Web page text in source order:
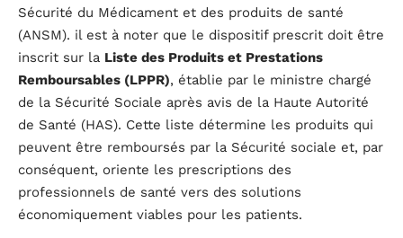
Sécurité du Médicament et des produits de santé
(ANSM). il est à noter que le dispositif prescrit doit être
inscrit sur la Liste des Produits et Prestations
Remboursables (LPPR), établie par le ministre chargé
de la Sécurité Sociale après avis de la Haute Autorité
de Santé (HAS). Cette liste détermine les produits qui
peuvent être remboursés par la Sécurité sociale et, par
conséquent, oriente les prescriptions des
professionnels de santé vers des solutions
économiquement viables pour les patients.